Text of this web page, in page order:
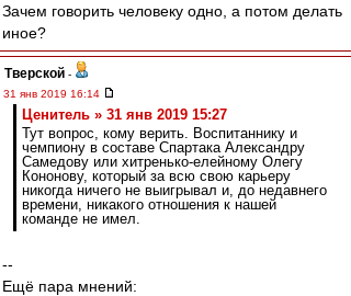
Зачем говорить человеку одно, а потом делать
иное?
Тверской -
31 янв 2019 16:14
Ценитель » 31 янв 2019 15:27
Тут вопрос, кому верить. Воспитаннику и
чемпиону в составе Спартака Александру
Самедову или хитренько-елейному Олегу
Кононову, который за всю свою карьеру
никогда ничего не выигрывал и, до недавнего
времени, никакого отношения к нашей
команде не имел.
--
Ещё пара мнений: